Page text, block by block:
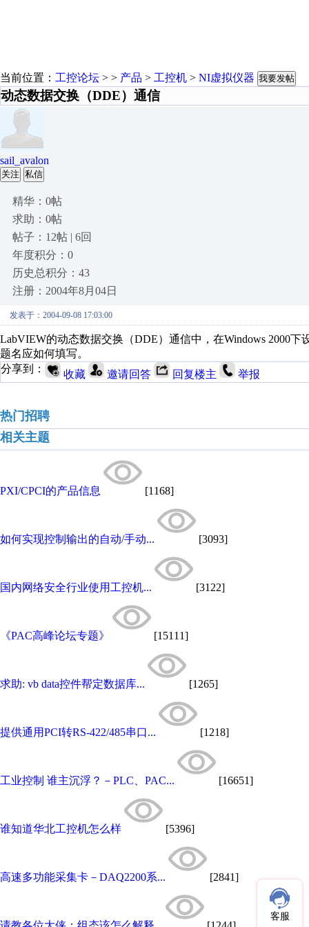
当前位置： 工控论坛 > > 产品 > 工控机 > NI虚拟仪器 我要发帖
动态数据交换（DDE）通信
sail_avalon
关注 私信
精华：0帖
求助：0帖
帖子：12帖 | 6回
年度积分：0
历史总积分：43
注册：2004年8月04日
发表于：2004-09-08 17:03:00
LabVIEW的动态数据交换（DDE）通信中，在Windows 2000
题名应如何填写。
分享到：
收藏 邀请回答 回复楼主 举报
热门招聘
相关主题
PXI/CPCI的产品信息 [1168]
如何实现控制输出的自动/手动... [3093]
国内网络安全行业使用工控机... [3122]
《PAC高峰论坛专题》 [15111]
求助: vb data控件帮定数据库... [1265]
提供通用PCI转RS-422/485串口... [1218]
工业控制 谁主沉浮？－PLC、PAC... [16651]
谁知道华北工控机怎么样 [5396]
高速多功能采集卡－DAQ2200系... [2841]
客服